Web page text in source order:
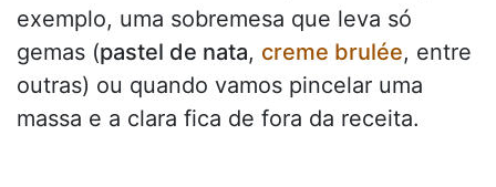
exemplo, uma sobremesa que leva só
gemas (pastel de nata, creme brulée, entre
outras) ou quando vamos pincelar uma
massa e a clara fica de fora da receita.